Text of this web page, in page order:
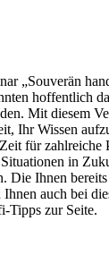
„Souverän
hoffentlich
Mit diesem
Ihr Wissen
für zahlreiche
in
Die Ihnen bereits
auch bei
Tipps zur Seite.